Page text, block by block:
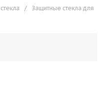
/
Защитные стекла для